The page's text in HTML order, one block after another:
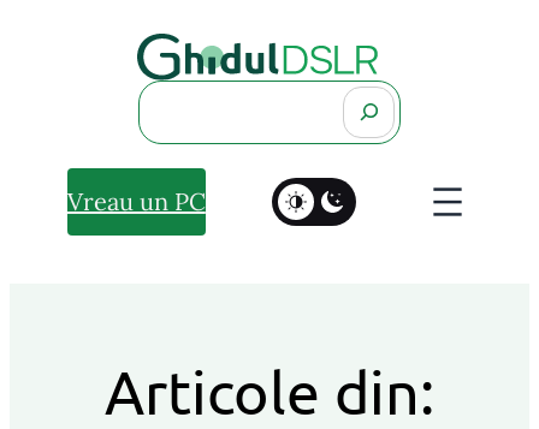
Search
Vreau un PC
Articole din: